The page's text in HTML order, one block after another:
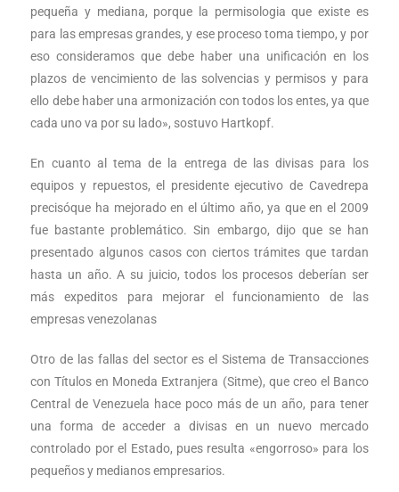
pequeña y mediana, porque la permisologia que existe es
para las empresas grandes, y ese proceso toma tiempo, y por
eso consideramos que debe haber una unificación en los
plazos de vencimiento de las solvencias y permisos y para
ello debe haber una armonización con todos los entes, ya que
cada uno va por su lado», sostuvo Hartkopf.
En cuanto al tema de la entrega de las divisas para los
equipos y repuestos, el presidente ejecutivo de Cavedrepa
precisóque ha mejorado en el último año, ya que en el 2009
fue bastante problemático. Sin embargo, dijo que se han
presentado algunos casos con ciertos trámites que tardan
hasta un año. A su juicio, todos los procesos deberían ser
más expeditos para mejorar el funcionamiento de las
empresas venezolanas
Otro de las fallas del sector es el Sistema de Transacciones
con Títulos en Moneda Extranjera (Sitme), que creo el Banco
Central de Venezuela hace poco más de un año, para tener
una forma de acceder a divisas en un nuevo mercado
controlado por el Estado, pues resulta «engorroso» para los
pequeños y medianos empresarios.